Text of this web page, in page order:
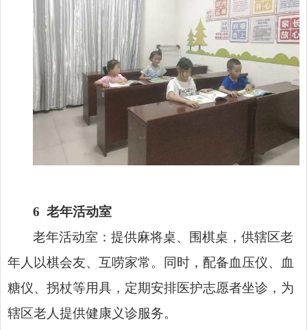
6老年活动室
老年活动室：提供麻将桌、围棋桌，供辖区老
年人以棋会友、互唠家常。同时，配备血压仪、血
糖仪、拐杖等用具，定期安排医护志愿者坐诊，为
辖区老人提供健康义诊服务。